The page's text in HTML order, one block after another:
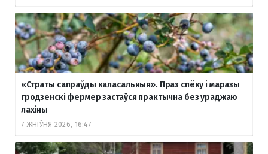
«Страты сапраўды каласальныя». Праз спёку і маразы
гродзенскі фермер застаўся практычна без ураджаю
лахіны
7 ЖНІЎНЯ 2026, 16:47